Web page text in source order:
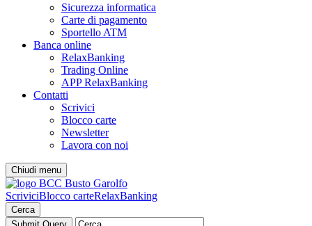
Sicurezza informatica
Carte di pagamento
Sportello ATM
Banca online
RelaxBanking
Trading Online
APP RelaxBanking
Contatti
Scrivici
Blocco carte
Newsletter
Lavora con noi
Chiudi menu
ScriviciBlocco carteRelaxBanking
Cerca